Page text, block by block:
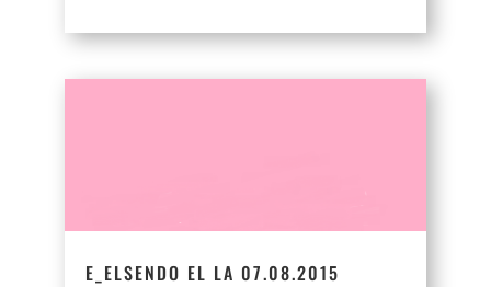
E_ELSENDO EL LA 07.08.2015